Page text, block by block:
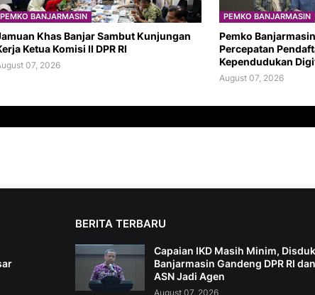
PEMKO BANJARMASIN
Khas Banjar Sambut Kunjungan
Ketua Komisi II DPR RI
07, 2026
PEMKO BANJARMASIN
Pemko
Percepatan
Kependudukan
August 07, 2026
BERITA TERBARU
Capaian IKD Masih Minim,
Banjarmasin Gandeng DPR RI
ASN Jadi Agen
August 07, 2026